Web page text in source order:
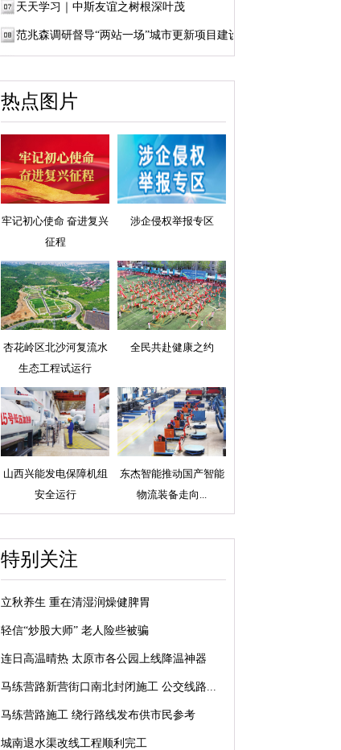
天天学习｜中斯友谊之树根深叶茂
范兆森调研督导“两站一场”城市更新项目建设
热点图片
牢记初心使命 奋进复兴
征程
涉企侵权举报专区
杏花岭区北沙河复流水
生态工程试运行
全民共赴健康之约
山西兴能发电保障机组
安全运行
东杰智能推动国产智能
物流装备走向...
特别关注
立秋养生 重在清湿润燥健脾胃
轻信“炒股大师” 老人险些被骗
连日高温晴热 太原市各公园上线降温神器
马练营路新营街口南北封闭施工 公交线路...
马练营路施工 绕行路线发布供市民参考
城南退水渠改线工程顺利完工